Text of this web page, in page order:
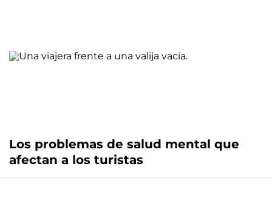
Los problemas de salud mental que
afectan a los turistas